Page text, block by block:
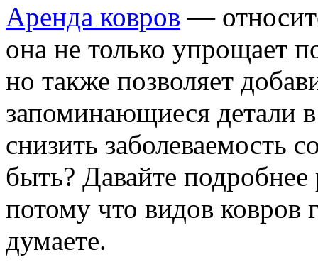
Аренда ковров —
она не только упрощает
но также позволяет
запоминающиеся детали
снизить заболеваемость
быть? Давайте
потому что видов ковров
думаете.